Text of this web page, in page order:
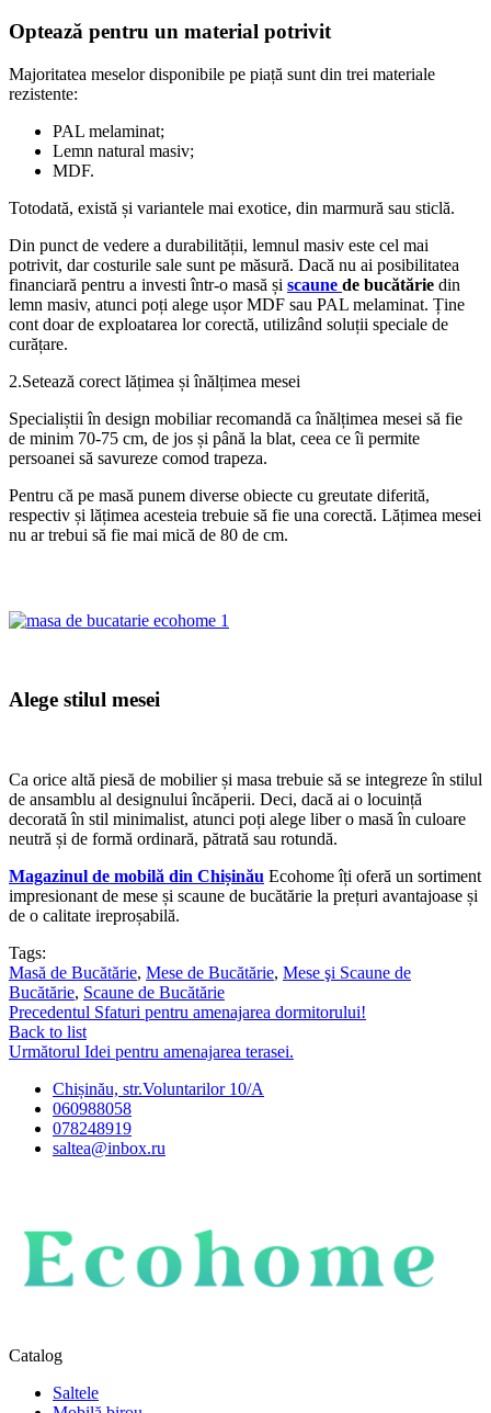
Optează pentru un material potrivit
Majoritatea meselor disponibile pe piață sunt din trei materiale
rezistente:
PAL melaminat;
Lemn natural masiv;
MDF.
Totodată, există și variantele mai exotice, din marmură sau sticlă.
Din punct de vedere a durabilității, lemnul masiv este cel mai
potrivit, dar costurile sale sunt pe măsură. Dacă nu ai posibilitatea
financiară pentru a investi într-o masă și scaune de bucătărie din
lemn masiv, atunci poți alege ușor MDF sau PAL melaminat. Ține
cont doar de exploatarea lor corectă, utilizând soluții speciale de
curățare.
2.Setează corect lățimea și înălțimea mesei
Specialiștii în design mobiliar recomandă ca înălțimea mesei să fie
de minim 70-75 cm, de jos și până la blat, ceea ce îi permite
persoanei să savureze comod trapeza.
Pentru că pe masă punem diverse obiecte cu greutate diferită,
respectiv și lățimea acesteia trebuie să fie una corectă. Lățimea mesei
nu ar trebui să fie mai mică de 80 de cm.
Alege stilul mesei
Ca orice altă piesă de mobilier și masa trebuie să se integreze în stilul
de ansamblu al designului încăperii. Deci, dacă ai o locuință
decorată în stil minimalist, atunci poți alege liber o masă în culoare
neutră și de formă ordinară, pătrată sau rotundă.
Magazinul de mobilă din Chișinău Ecohome îți oferă un sortiment
impresionant de mese și scaune de bucătărie la prețuri avantajoase și
de o calitate ireproșabilă.
Tags:
Masă de Bucătărie, Mese de Bucătărie, Mese şi Scaune de
Bucătărie, Scaune de Bucătărie
Precedentul Sfaturi pentru amenajarea dormitorului!
Back to list
Următorul Idei pentru amenajarea terasei.
Chișinău, str.Voluntarilor 10/A
060988058
078248919
saltea@inbox.ru
Catalog
Saltele